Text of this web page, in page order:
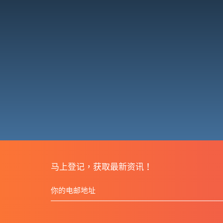
马上登记，获取最新资讯！